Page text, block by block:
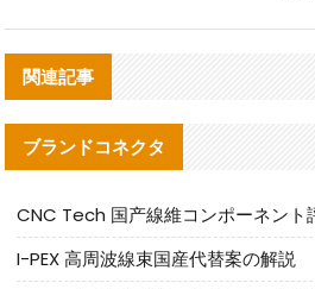
関連記事
ブランドコネクタ
I-PEX 高周波線束国産代替案の解説